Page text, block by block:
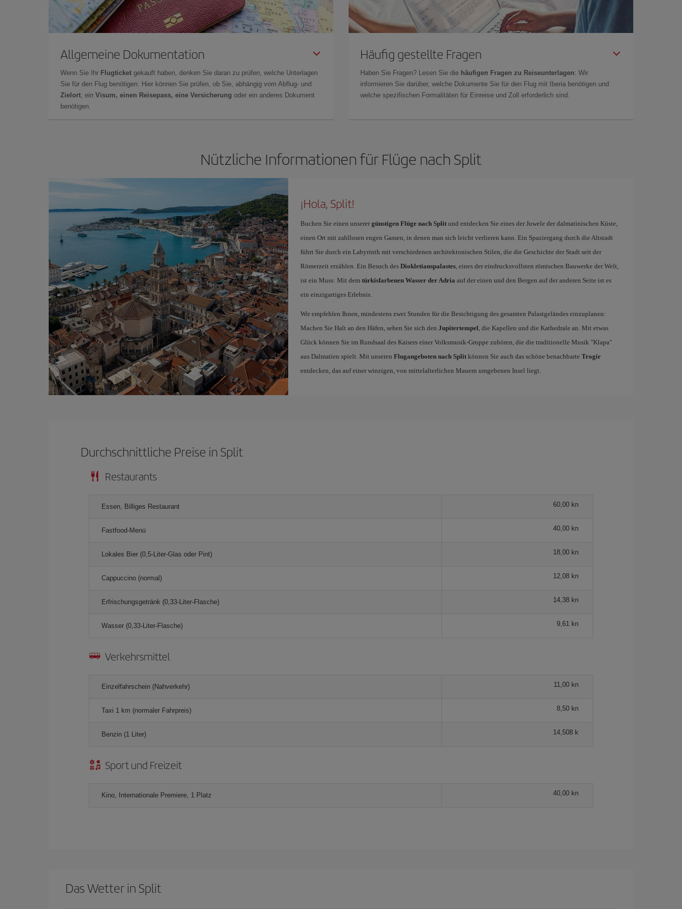
Allgemeine Dokumentation
Wenn Sie Ihr Flugticket gekauft haben, denken Sie daran zu prüfen, welche Unterlagen
Sie für den Flug benötigen. Hier können Sie prüfen, ob Sie, abhängig vom Abflug- und
Zielort , ein Visum, einen Reisepass, eine Versicherung oder ein anderes Dokument
benötigen.
Häufig gestellte Fragen
Haben Sie Fragen? Lesen Sie die häufigen Fragen zu Reiseunterlagen: Wir
informieren Sie darüber, welche Dokumente Sie für den Flug mit Iberia benötigen und
welche spezifischen Formalitäten für Einreise und Zoll erforderlich sind.
Nützliche Informationen für Flüge nach Split
¡Hola, Split!
Buchen Sie einen unserer günstigen Flüge nach Splitund entdecken Sie eines der Juwele der dalmatinischen Küste,
einen Ort mit zahllosen engen Gassen, in denen man sich leicht verlieren kann. Ein Spaziergang durch die Altstadt
führt Sie durch ein Labyrinth mit verschiedenen architektonischen Stilen, die die Geschichte der Stadt seit der
Römerzeit erzählen. Ein Besuch des Diokletianspalastes, eines der eindrucksvollsten römischen Bauwerke der Welt,
ist ein Muss: Mit dem türkisfarbenen Wasser der Adria auf der einen und den Bergen auf der anderen Seite ist es
ein einzigartiges Erlebnis.
Wir empfehlen Ihnen, mindestens zwei Stunden für die Besichtigung des gesamten Palastgeländes einzuplanen:
Machen Sie Halt an den Häfen, sehen Sie sich den Jupitertempel , die Kapellen und die Kathedrale an. Mit etwas
Glück können Sie im Rundsaal des Kaisers einer Volksmusik-Gruppe zuhören, die die traditionelle Musik "Klapa"
aus Dalmatien spielt. Mit unseren Flugangeboten nach Splitkönnen Sie auch das schöne benachbarte Trogir
entdecken, das auf einer winzigen, von mittelalterlichen Mauern umgebenen Insel liegt.
Durchschnittliche Preise in Split
Restaurants
Essen, Billiges Restaurant 60,00 kn
Fastfood-Menü 40,00 kn
Lokales Bier (0,5-Liter-Glas oder Pint) 18,00 kn
Cappuccino (normal) 12,08 kn
Erfrischungsgetränk (0,33-Liter-Flasche) 14,38 kn
Wasser (0,33-Liter-Flasche) 9,61 kn
Verkehrsmittel
Einzelfahrschein (Nahverkehr) 11,00 kn
Taxi 1 km (normaler Fahrpreis) 8,50 kn
Benzin (1 Liter) 14,508 k
Sport und Freizeit
Kino, Internationale Premiere, 1 Platz 40,00 kn
Das Wetter in Split